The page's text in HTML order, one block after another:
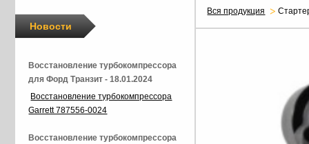
Вся продукция
Новости
Восстановление турбокомпрессора
для Форд Транзит - 18.01.2024
Восстановление турбокомпрессора
Garrett 787556-0024
Восстановление турбокомпрессора